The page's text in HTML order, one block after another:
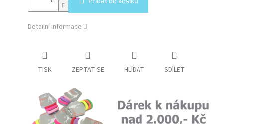
Detailní informace
TISK ZEPTAT SE HLÍDAT SDÍLET